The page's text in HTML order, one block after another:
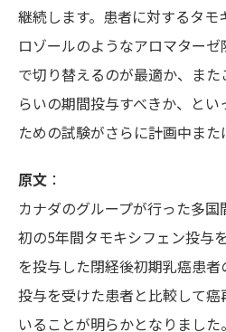
継続します。患者に対するタモ
ロゾールのようなアロマター
で切り替えるのが最適か、ま
らいの期間投与すべきか、と
ための試験がさらに計画中また
原文 ：
カナダのグループが行った多
初の5年間タモキシフェン投与
を投与した閉経後初期乳癌患
投与を受けた患者と比較して
いることが明らかとなりまし